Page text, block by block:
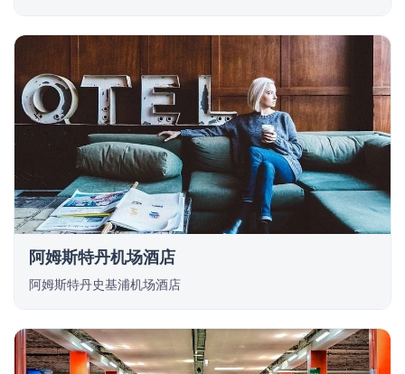
阿姆斯特丹机场酒店
阿姆斯特丹史基浦机场酒店